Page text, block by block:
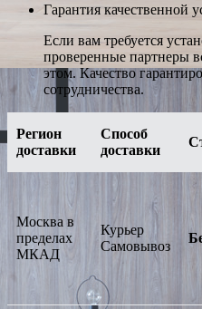
Гарантия качественной
Если вам требуется
проверенные партнеры
этом. Качество
сотрудничества.
Регион
доставки
Способ
доставки
Москва в
пределах
МКАД
Курьер
Самовывоз